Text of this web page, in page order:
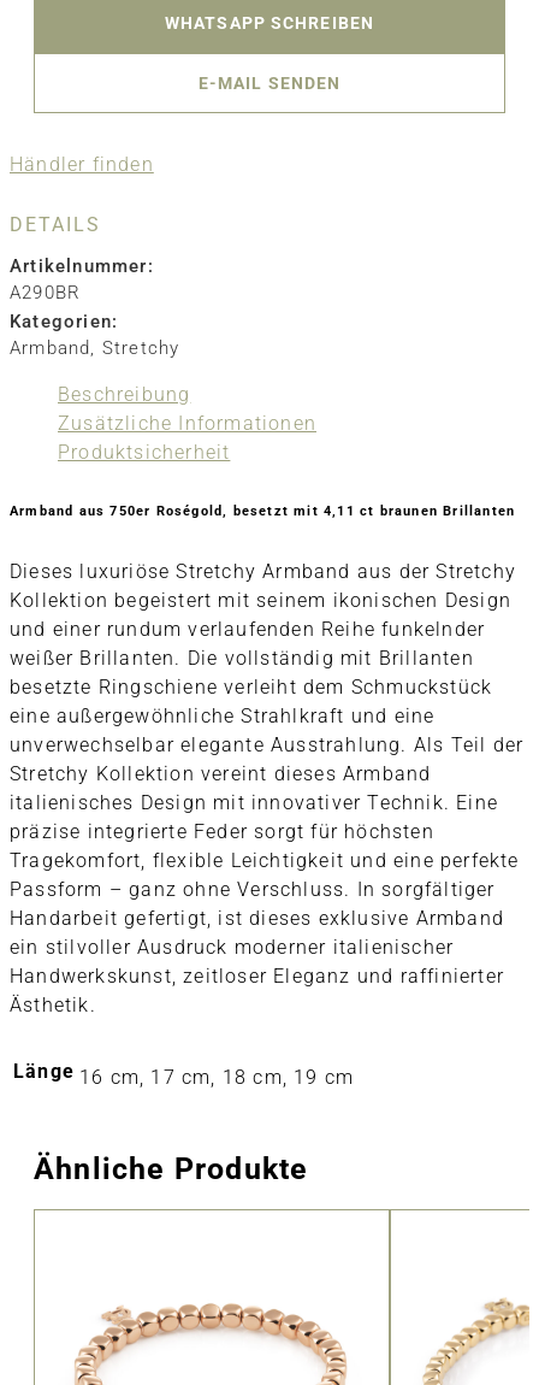
WHATSAPP SCHREIBEN
E-MAIL SENDEN
Händler finden
DETAILS
Artikelnummer:
A290BR
Kategorien:
Armband, Stretchy
Beschreibung
Zusätzliche Informationen
Produktsicherheit
Armband aus 750er Roségold, besetzt mit 4,11 ct braunen Brillanten
Dieses luxuriöse Stretchy Armband aus der Stretchy
Kollektion begeistert mit seinem ikonischen Design
und einer rundum verlaufenden Reihe funkelnder
weißer Brillanten. Die vollständig mit Brillanten
besetzte Ringschiene verleiht dem Schmuckstück
eine außergewöhnliche Strahlkraft und eine
unverwechselbar elegante Ausstrahlung. Als Teil der
Stretchy Kollektion vereint dieses Armband
italienisches Design mit innovativer Technik. Eine
präzise integrierte Feder sorgt für höchsten
Tragekomfort, flexible Leichtigkeit und eine perfekte
Passform – ganz ohne Verschluss. In sorgfältiger
Handarbeit gefertigt, ist dieses exklusive Armband
ein stilvoller Ausdruck moderner italienischer
Handwerkskunst, zeitloser Eleganz und raffinierter
Ästhetik.
Länge 16 cm, 17 cm, 18 cm, 19 cm
Ähnliche Produkte